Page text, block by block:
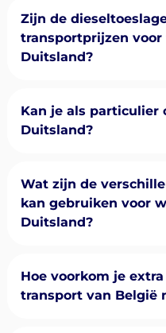
Zijn de
transportprijzen
Duitsland?
Kan je als particulier
Duitsland?
Wat zijn de
kan gebruiken voor
Duitsland?
Hoe voorkom je
transport van België